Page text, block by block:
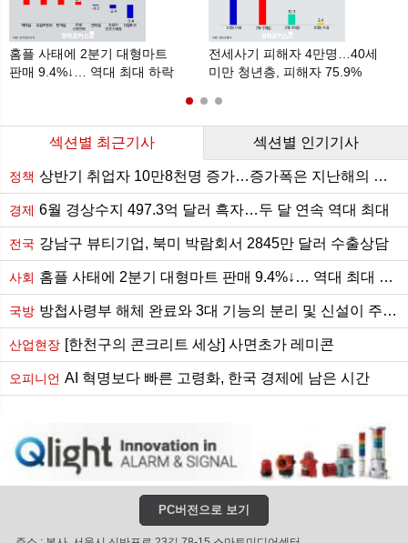
홈플 사태에 2분기 대형마트
판매 9.4%↓… 역대 최대 하락
전세사기 피해자 4만명…40세
미만 청년층, 피해자 75.9%
섹션별 최근기사 섹션별 인기기사
정책 상반기 취업자 10만8천명 증가…증가폭은 지난해의 절반 수준
경제 6월 경상수지 497.3억 달러 흑자…두 달 연속 역대 최대
전국 강남구 뷰티기업, 북미 박람회서 2845만 달러 수출상담
사회 홈플 사태에 2분기 대형마트 판매 9.4%↓… 역대 최대 하락
국방 방첩사령부 해체 완료와 3대 기능의 분리 및 신설이 주는 함의
산업현장 [한천구의 콘크리트 세상] 사면초가 레미콘
오피니언 AI 혁명보다 빠른 고령화, 한국 경제에 남은 시간
PC버전으로 보기